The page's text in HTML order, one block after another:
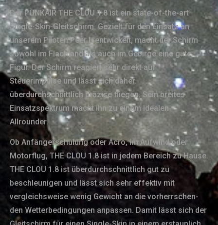
Der PUNKAIR THE CLOU 1.8 ist ein state-of-the-art
Single-Skin-Gleitschirm. Gezielt für den Einsatz an
unserem Piloten Peer L entwickelt, macht der Schirm
sowohl im Flachland als auch im Gebirge eine gute
Figur. Der Schirm reagiert sehr direkt auf
Steuerimpulse und lässt sich daher
überdurchschnittlich präzise fliegen. Sein breites
Einsatzspektrum macht ihn zu einem idealen
Allrounder.
Ob Anfängerschulung oder Acro, im Aufwind oder
Motorflug, THE CLOU 1.8 ist in jedem Bereich zu Hause.
THE CLOU 1.8 ist überdurchschnittlich gut zu
beschleunigen und lässt sich sehr effektiv mit
vergleichsweise wenig Gewicht an die vorherrschen-
den Wetterbedingungen anpassen. Damit lässt sich der